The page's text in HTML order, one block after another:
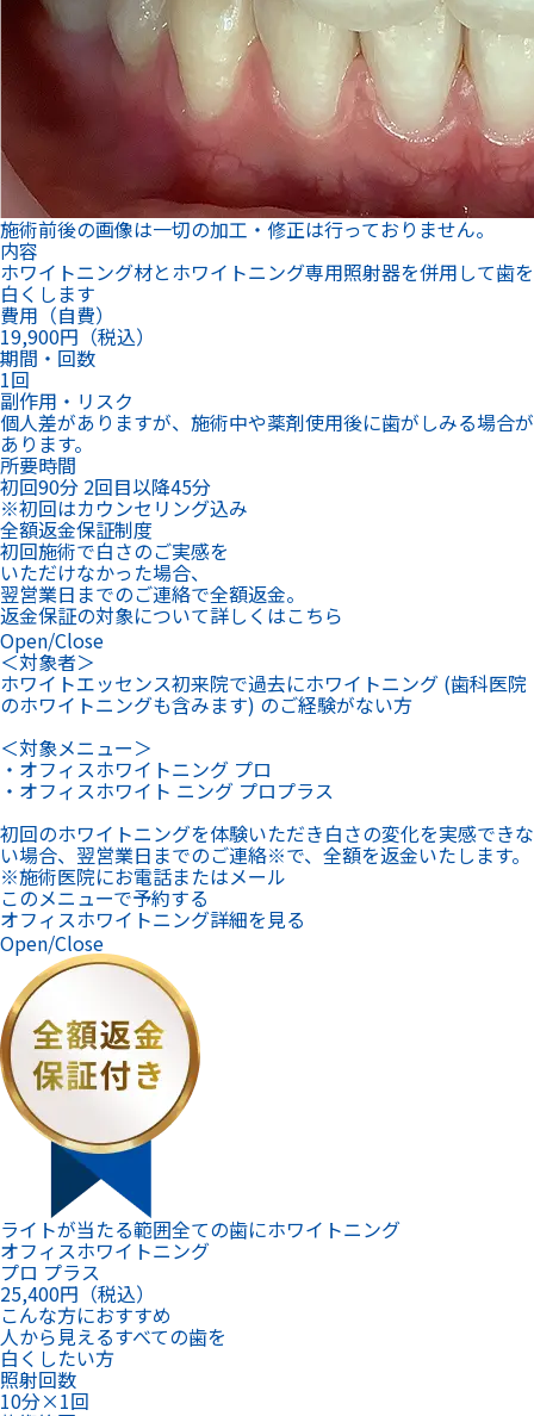
施術前後の画像は一切の加工・修正は行っておりません。
ホワイトニング材とホワイトニング専用照射器を併用して歯を
白くします
費用（自費）
19,900円（税込）
期間・回数
1回
副作用・リスク
個人差がありますが、施術中や薬剤使用後に歯がしみる場合が
あります。
所要時間
初回90分 2回目以降45分
※初回はカウンセリング込み
全額返金保証制度
初回施術で白さのご実感を
いただけなかった場合、
翌営業日までのご連絡で全額返金。
返金保証の対象について詳しくはこちら
Open/Close
＜対象者＞
ホワイトエッセンス初来院で過去にホワイトニング (歯科医院
のホワイトニングも含みます) のご経験がない方
＜対象メニュー＞
・オフィスホワイトニング プロ
・オフィスホワイト ニング プロプラス
初回のホワイトニングを体験いただき白さの変化を実感できな
い場合、翌営業日までのご連絡※で、全額を返金いたします。
※施術医院にお電話またはメール
このメニューで予約する
オフィスホワイトニング詳細を見る
Open/Close
ライトが当たる範囲全ての歯にホワイトニング
オフィスホワイトニング
プロ プラス
円（税込）
こんな方におすすめ
人から見えるすべての歯を
白くしたい方
照射回数
10分×1回
施術範囲
光があたる全ての歯
シミ止め・仕上げ磨き
あり